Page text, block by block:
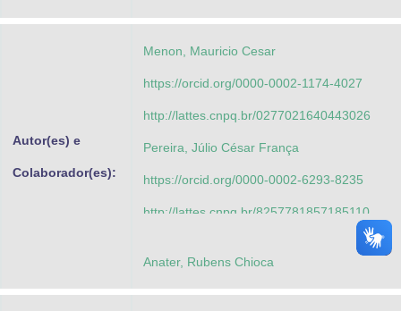
Autor(es) e
Colaborador(es):
Menon, Mauricio Cesar
https://orcid.org/0000-0002-1174-4027
http://lattes.cnpq.br/0277021640443026
Pereira, Júlio César França
https://orcid.org/0000-0002-6293-8235
http://lattes.cnpq.br/8257781857185110
Anater, Rubens Chioca